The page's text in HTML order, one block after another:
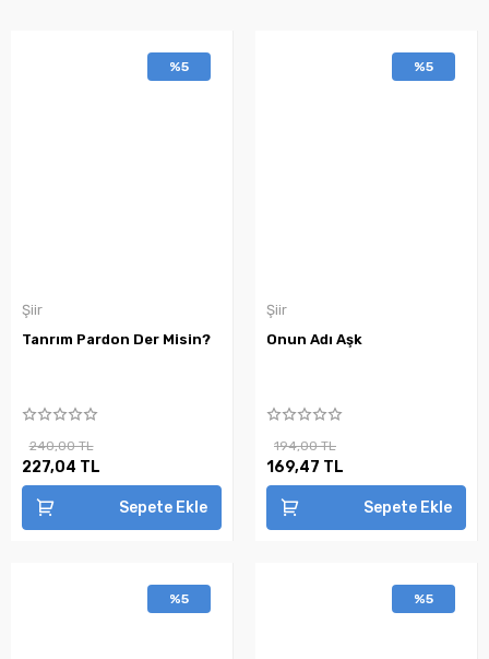
%5
Şiir
Tanrım Pardon Der Misin?
240,00 TL
227,04 TL
Sepete Ekle
%5
Şiir
Onun Adı Aşk
194,00 TL
169,47 TL
Sepete Ekle
%5 %5